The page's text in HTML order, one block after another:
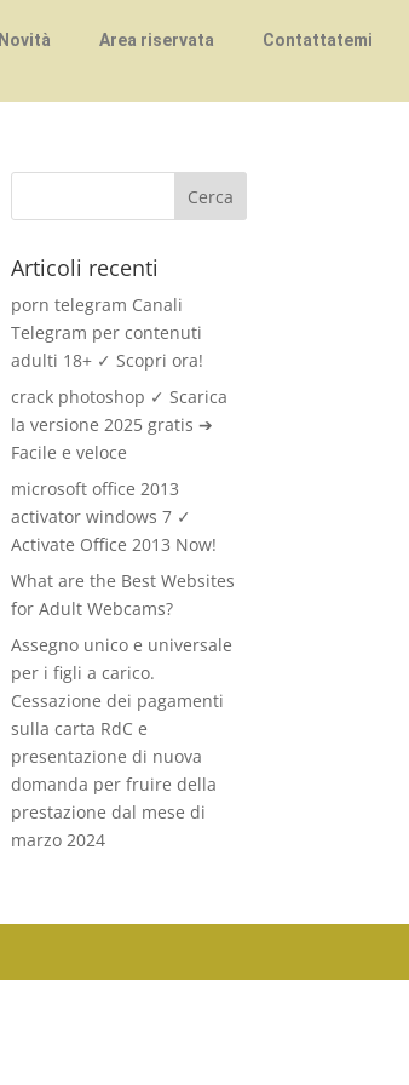
Novità Area riservata Contattatemi
Articoli recenti
porn telegram Canali
Telegram per contenuti
adulti 18+ ✓ Scopri ora!
crack photoshop ✓ Scarica
la versione 2025 gratis ➔
Facile e veloce
microsoft office 2013
activator windows 7 ✓
Activate Office 2013 Now!
What are the Best Websites
for Adult Webcams?
Assegno unico e universale
per i figli a carico.
Cessazione dei pagamenti
sulla carta RdC e
presentazione di nuova
domanda per fruire della
prestazione dal mese di
marzo 2024